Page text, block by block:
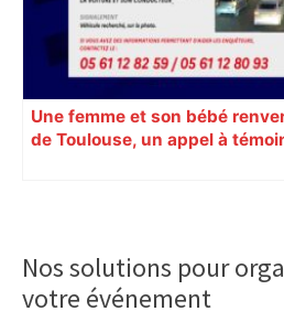
Une femme et son bébé
de Toulouse, un appel à
Sidebar
Nos solutions pour
votre événement